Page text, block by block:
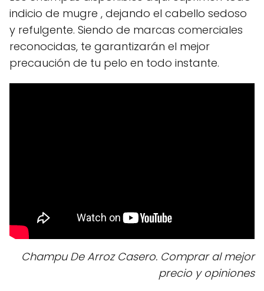
indicio de mugre , dejando el cabello sedoso
y refulgente. Siendo de marcas comerciales
reconocidas, te garantizarán el mejor
precaución de tu pelo en todo instante.
Champu De Arroz Casero. Comprar al mejor
precio y opiniones